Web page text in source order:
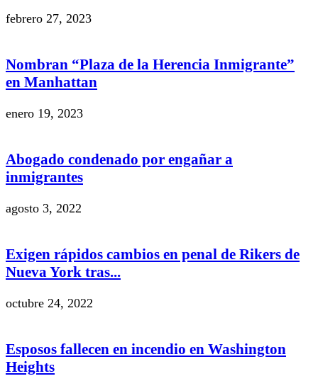
febrero 27, 2023
Nombran “Plaza de la Herencia Inmigrante”
en Manhattan
enero 19, 2023
Abogado condenado por engañar a
inmigrantes
agosto 3, 2022
Exigen rápidos cambios en penal de Rikers de
Nueva York tras...
octubre 24, 2022
Esposos fallecen en incendio en Washington
Heights